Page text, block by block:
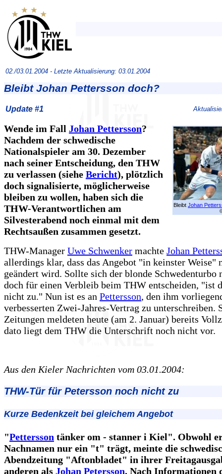
02./03.01.2004 - Letzte Aktualisierung: 03.01.2004
Bleibt Johan Pettersson doch?
Update #1
Bleibt Johan
Wende im Fall Johan Pettersson?
Nachdem der schwedische
Nationalspieler am 30. Dezember
nach seiner Entscheidung, den THW
zu verlassen (siehe Bericht), plötzlich
doch signalisierte, möglicherweise
bleiben zu wollen, haben sich die
THW-Verantwortlichen am
Silvesterabend noch einmal mit dem
Rechtsaußen zusammen gesetzt.
THW-Manager Uwe Schwenker machte Johan
allerdings klar, dass das Angebot "in keinster Weise"
geändert wird. Sollte sich der blonde Schwedenturbo
doch für einen Verbleib beim THW entscheiden, "ist
nicht zu." Nun ist es an Pettersson, den ihm
verbesserten Zwei-Jahres-Vertrag zu unterschreiben.
Zeitungen meldeten heute (am 2. Januar) bereits
dato liegt dem THW die Unterschrift noch nicht vor.
Aus den Kieler Nachrichten vom 03.01.2004:
THW-Tür für Petersson noch nicht zu
Kurze Bedenkzeit bei gleichem Angebot
"Pettersson tänker om - stanner i Kiel". Obwohl
Nachnamen nur ein "t" trägt, meinte die
Abendzeitung "Aftonbladet" in ihrer
anderen als Johan Petersson. Nach Informationen